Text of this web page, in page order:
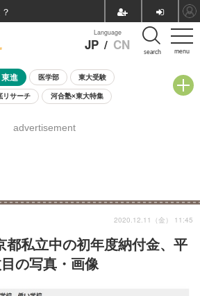
menu
Language
JP / CN search
進 医学部 東大受験
リサーチ 河合塾×東大特集
8月開催学校説明会・相談会
advertisement
都私立中の初年度納付金、平
の写真・画像
2020.12.11（金） 11:45